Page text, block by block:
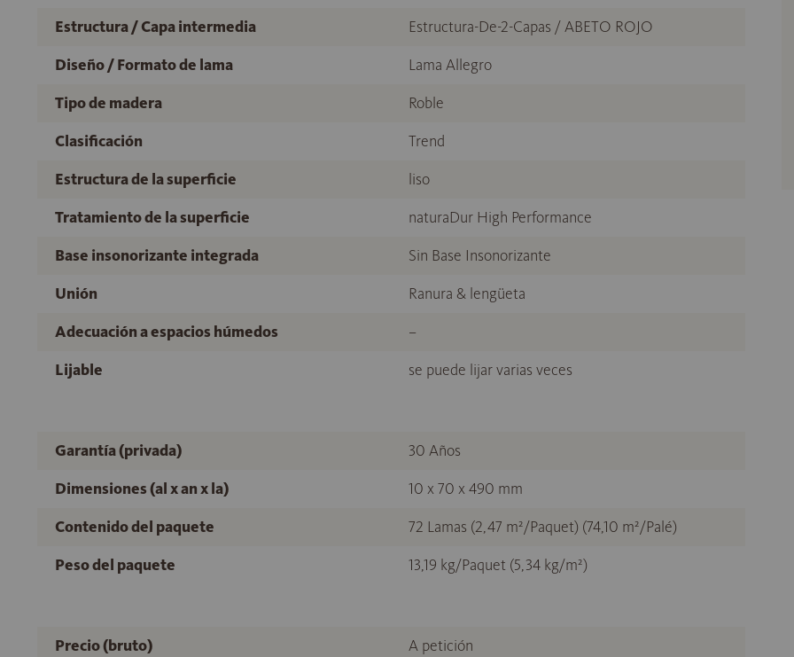
Estructura / Capa intermedia
Estructura-De-2-Capas / ABETO ROJO
Diseño / Formato de lama
Lama Allegro
Tipo de madera
Roble
Clasificación
Trend
Estructura de la superficie
liso
Tratamiento de la superficie
naturaDur High Performance
Base insonorizante integrada
Sin Base Insonorizante
Unión
Ranura & lengüeta
Adecuación a espacios húmedos
–
Lijable
se puede lijar varias veces
Garantía (privada)
30 Años
Dimensiones (al x an x la)
10 x 70 x 490 mm
Contenido del paquete
72 Lamas (2,47 m²/Paquet) (74,10 m²/Palé)
Peso del paquete
13,19 kg/Paquet (5,34 kg/m²)
Precio (bruto)
A petición